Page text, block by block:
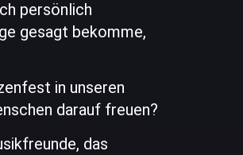
persönlich
gesagt bekomme,
in unseren
darauf freuen?
das